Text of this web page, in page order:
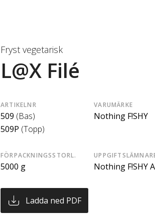
Fryst vegetarisk
L@X Filé
ARTIKELNR
509 (Bas)
509P (Topp)
VARUMÄRKE
Nothing F!SHY
FÖRPACKNINGSSTORL.
5000 g Nothing F!SHY
Ladda ned PDF